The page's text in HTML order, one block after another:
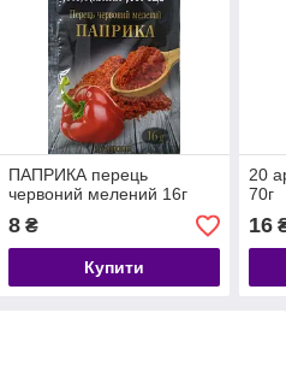
ПАПРИКА перець
червоний мелений 16г
8₴
Купити
20
70г
16